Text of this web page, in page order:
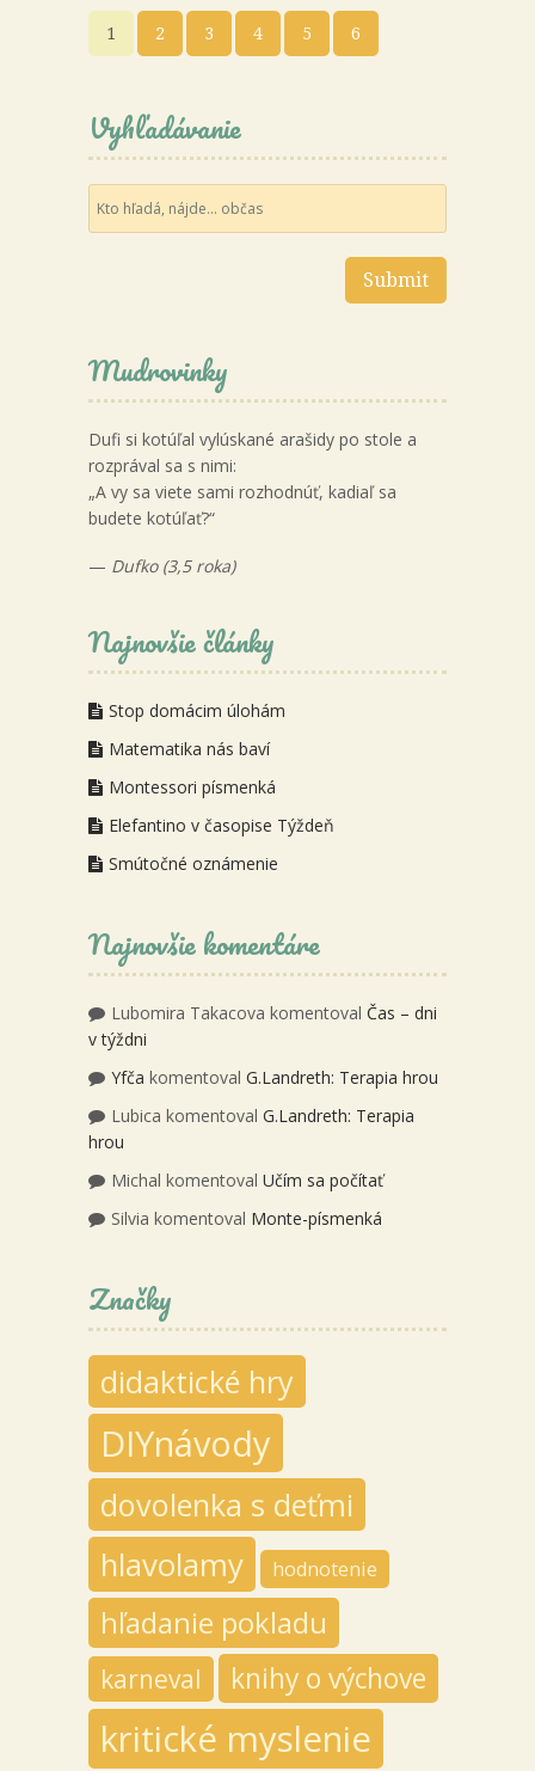
1 2 3 4 5 6
Vyhľadávanie
Mudrovinky
Dufi si kotúľal vylúskané arašidy po stole a
rozprával sa s nimi:
„A vy sa viete sami rozhodnúť, kadiaľ sa
budete kotúľať?“
— Dufko (3,5 roka)
Najnovšie články
Stop domácim úlohám
Matematika nás baví
Montessori písmenká
Elefantino v časopise Týždeň
Smútočné oznámenie
Najnovšie komentáre
Lubomira Takacova komentoval Čas – dni
v týždni
Yfča komentoval G.Landreth: Terapia hrou
Lubica komentoval G.Landreth: Terapia
hrou
Michal komentoval Učím sa počítať
Silvia komentoval Monte-písmenká
Značky
didaktické hry
DIYnávody
dovolenka s deťmi
hlavolamy hodnotenie
hľadanie pokladu
karneval knihy o výchove
kritické myslenie